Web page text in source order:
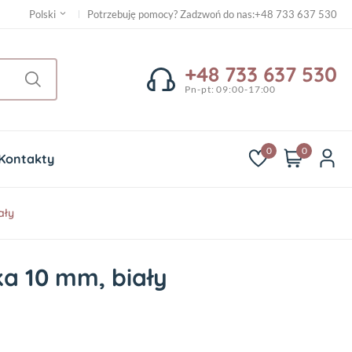
Polski Potrzebuję pomocy? Zadzwoń do nas:+48 733 637 530
+48 733 637 530
Pn-pt: 09:00-17:00
0 0
10 mm, biały